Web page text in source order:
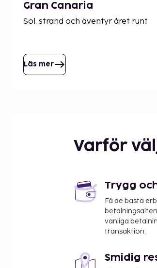
Gran Canaria
Sol, strand och äventyr året runt
Läs mer
Varför
Trygg
Få de bästa
vanliga
transaktion.
Smidig